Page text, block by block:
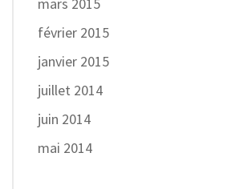
février 2015
janvier 2015
juillet 2014
juin 2014
mai 2014